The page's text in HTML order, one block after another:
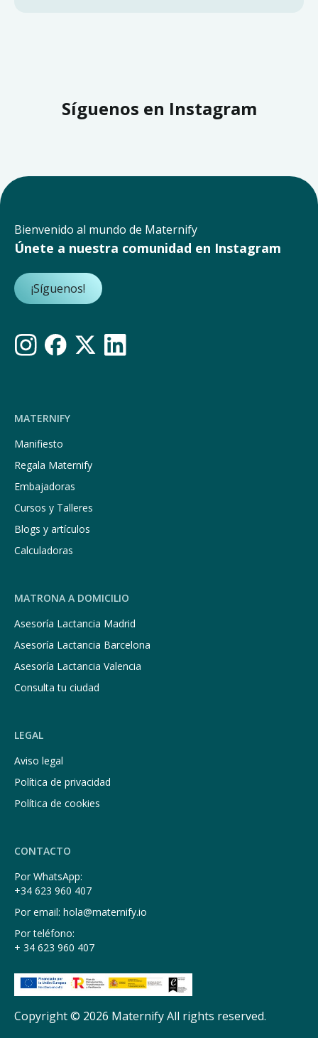
Síguenos en Instagram
Bienvenido al mundo de Maternify
Únete a nuestra comunidad en Instagram
¡Síguenos!
MATERNIFY
Manifiesto
Regala Maternify
Embajadoras
Cursos y Talleres
Blogs y artículos
Calculadoras
MATRONA A DOMICILIO
Asesoría Lactancia Madrid
Asesoría Lactancia Barcelona
Asesoría Lactancia Valencia
Consulta tu ciudad
LEGAL
Aviso legal
Política de privacidad
Política de cookies
CONTACTO
Por WhatsApp:
+34 623 960 407
Por email: hola@maternify.io
Por teléfono:
+ 34 623 960 407
Copyright © 2026 Maternify All rights reserved.